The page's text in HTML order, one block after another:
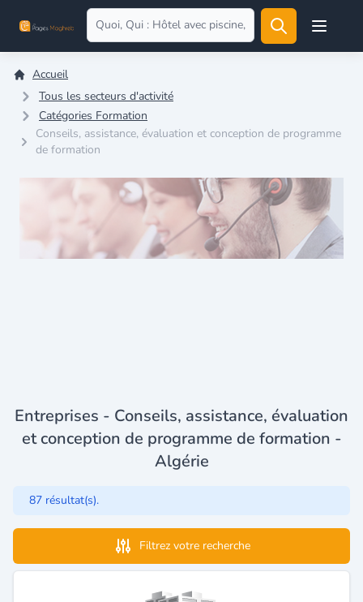
Open
Accueil
Tous les secteurs d'activité
Catégories Formation
Conseils, assistance, évaluation et conception de programme
de formation
Entreprises - Conseils, assistance, évaluation
et conception de programme de formation -
Algérie
87 résultat(s).
Filtrez votre recherche